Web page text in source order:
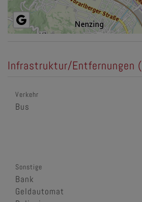
Infrastruktur/Entfernungen
Verkehr
Bus
Sonstige
Bank
Geldautomat